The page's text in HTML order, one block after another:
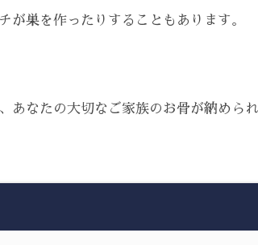
が巣を作ったりすることもあります。
あなたの大切なご家族のお骨が納められ